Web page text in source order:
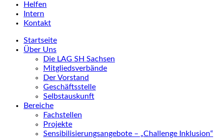
Helfen
Intern
Kontakt
Startseite
Über Uns
Die LAG SH Sachsen
Mitgliedsverbände
Der Vorstand
Geschäftsstelle
Selbstauskunft
Bereiche
Fachstellen
Projekte
Sensibilisierungsangebote – „Challenge Inklusion“